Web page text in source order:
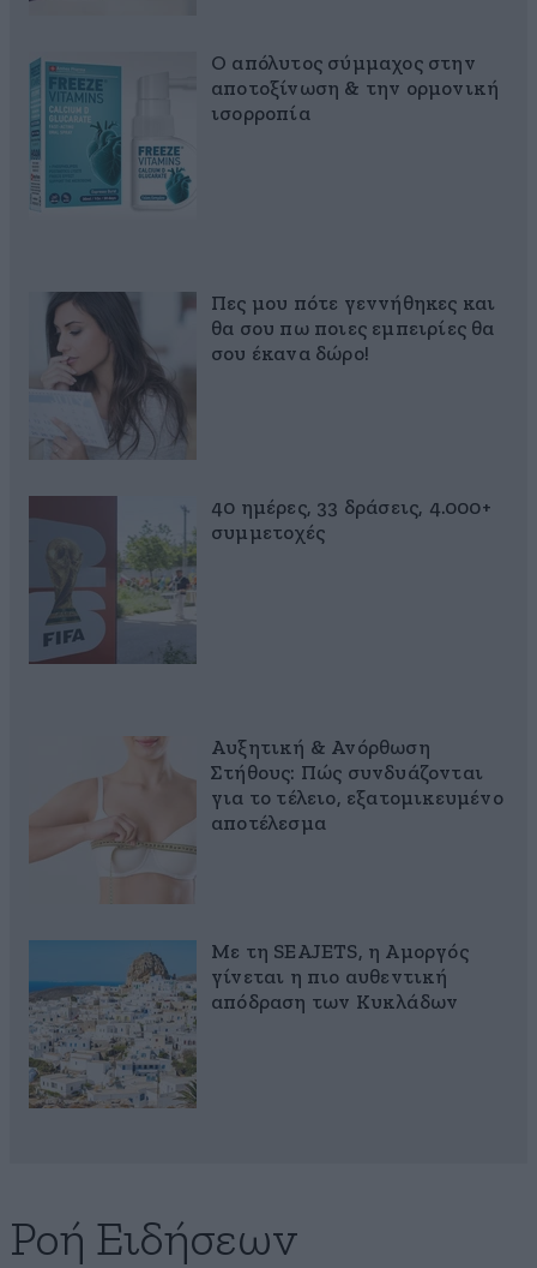
Ο απόλυτος σύμμαχος στην
αποτοξίνωση & την ορμονική
ισορροπία
Πες μου πότε γεννήθηκες και
θα σου πω ποιες εμπειρίες θα
σου έκανα δώρο!
40 ημέρες, 33 δράσεις, 4.000+
συμμετοχές
Αυξητική & Ανόρθωση
Στήθους: Πώς συνδυάζονται
για το τέλειο, εξατομικευμένο
αποτέλεσμα
Με τη SEAJETS, η Αμοργός
γίνεται η πιο αυθεντική
απόδραση των Κυκλάδων
Ροή Ειδήσεων